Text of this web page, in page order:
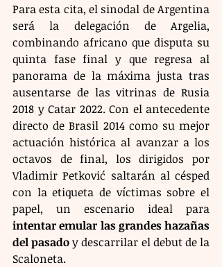
Para esta cita, el sinodal de Argentina
será la delegación de Argelia,
combinando africano que disputa su
quinta fase final y que regresa al
panorama de la máxima justa tras
ausentarse de las vitrinas de Rusia
2018 y Catar 2022. Con el antecedente
directo de Brasil 2014 como su mejor
actuación histórica al avanzar a los
octavos de final, los dirigidos por
Vladimir Petković saltarán al césped
con la etiqueta de víctimas sobre el
intentar emular las grandes hazañas
del pasado y descarrilar el debut de la
Scaloneta.